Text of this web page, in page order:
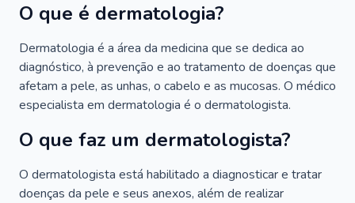
O que é dermatologia?
Dermatologia é a área da medicina que se dedica ao
diagnóstico, à prevenção e ao tratamento de doenças que
afetam a pele, as unhas, o cabelo e as mucosas. O médico
especialista em dermatologia é o dermatologista.
O que faz um dermatologista?
O dermatologista está habilitado a diagnosticar e tratar
doenças da pele e seus anexos, além de realizar